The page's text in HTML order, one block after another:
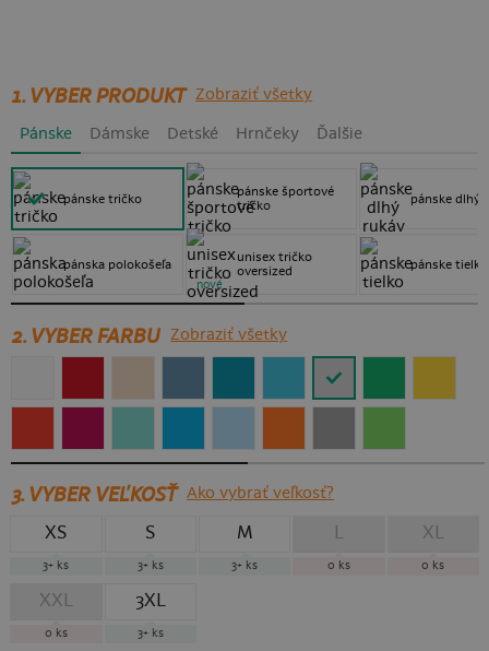
1. VYBER PRODUKT Zobraziť všetky
Pánske Dámske Detské Hrnčeky Ďalšie
pánske tričko
pánska polokošeľa
pánske športové
tričko
unisex tričko
oversized
nové
pánske dlhý
pánske tielko
2. VYBER FARBU Zobraziť všetky
3.VYBER VEĽKOSŤ Ako vybrať veľkosť?
XS
3+ ks
S
3+ ks
M
3+ ks
L
0 ks
XL
0 ks
XXL
0 ks
3XL
3+ ks